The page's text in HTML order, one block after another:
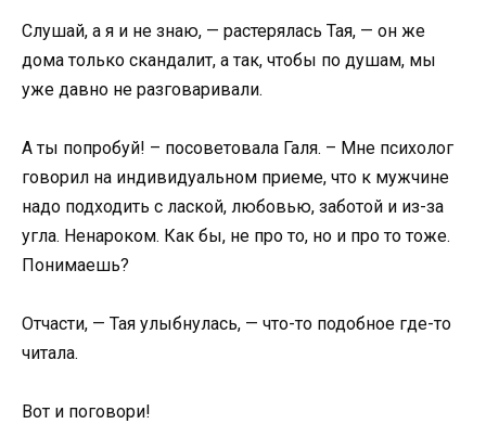
Слушай, а я и не знаю, — растерялась Тая, — он же
дома только скандалит, а так, чтобы по душам, мы
уже давно не разговаривали.
А ты попробуй! – посоветовала Галя. – Мне психолог
говорил на индивидуальном приеме, что к мужчине
надо подходить с лаской, любовью, заботой и из-за
угла. Ненароком. Как бы, не про то, но и про то тоже.
Понимаешь?
Отчасти, — Тая улыбнулась, — что-то подобное где-то
читала.
Вот и поговори!